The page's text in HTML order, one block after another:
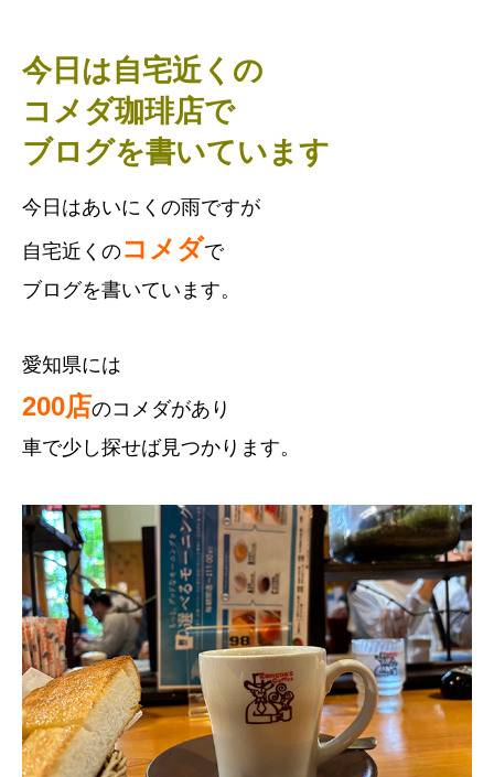
今日は自宅近くの
コメダ珈琲店で
ブログを書いています
今日はあいにくの雨ですが
自宅近くのコメダで
ブログを書いています。
愛知県には
200店のコメダがあり
車で少し探せば見つかります。